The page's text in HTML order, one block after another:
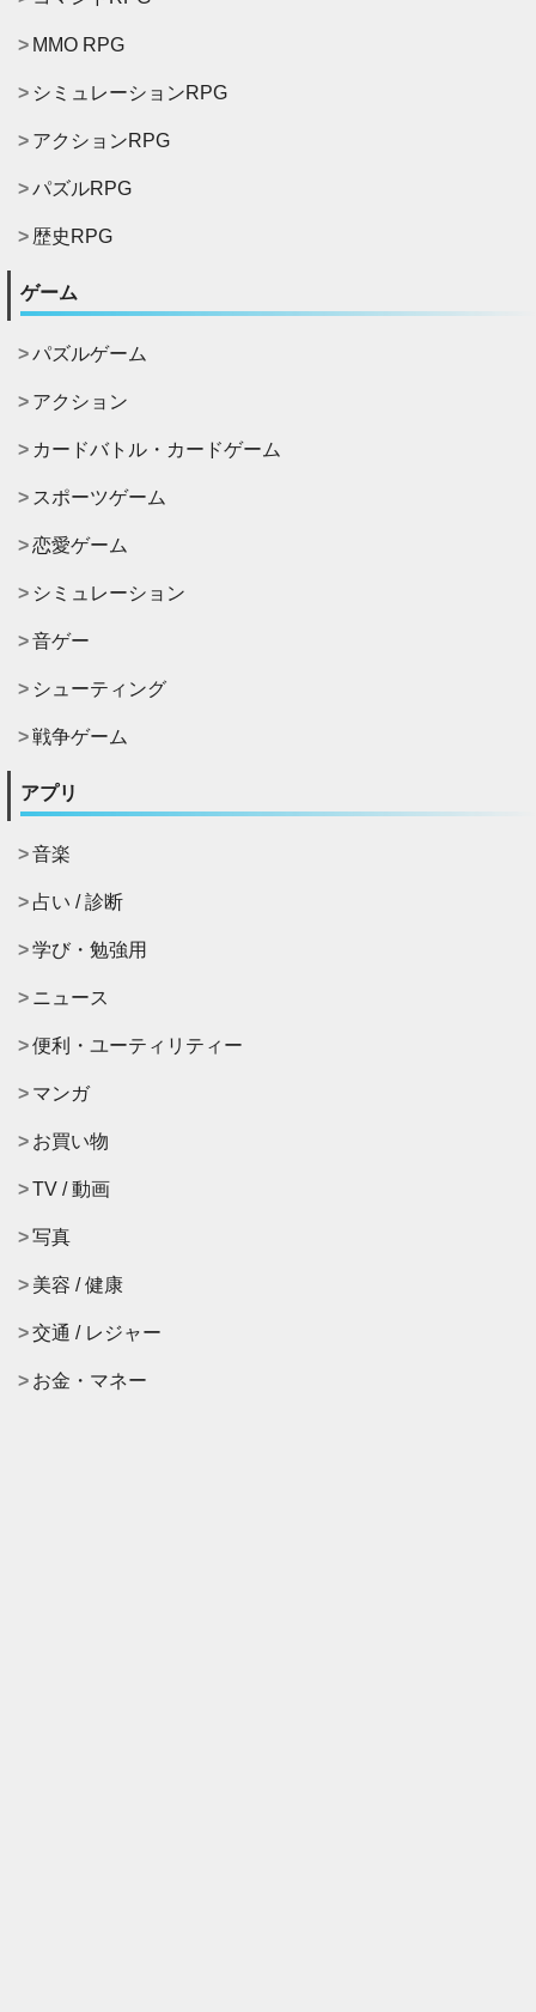
MMO RPG
シミュレーションRPG
アクションRPG
パズルRPG
歴史RPG
ゲーム
パズルゲーム
アクション
カードバトル・カードゲーム
スポーツゲーム
恋愛ゲーム
シミュレーション
音ゲー
シューティング
戦争ゲーム
アプリ
音楽
占い / 診断
学び・勉強用
ニュース
便利・ユーティリティー
マンガ
お買い物
TV / 動画
写真
美容 / 健康
交通 / レジャー
お金・マネー